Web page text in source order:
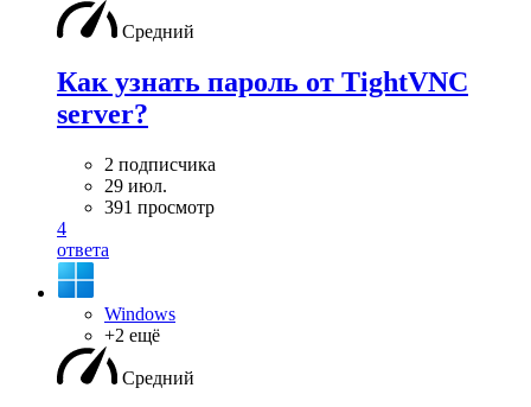
Средний
Как узнать пароль от TightVNC
server?
2 подписчика
29 июл.
391 просмотр
4
ответа
Windows
+2 ещё
Средний